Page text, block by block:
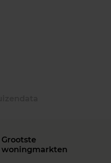
Grootste
woningmarkten